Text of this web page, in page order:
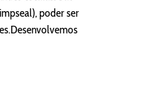
poder ser